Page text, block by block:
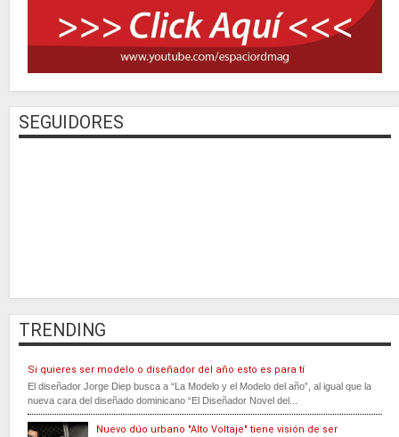
SEGUIDORES
TRENDING
Si quieres ser modelo o diseñador del año esto es para tí
El diseñador Jorge Diep busca a “La Modelo y el Modelo del año”, al igual que la
nueva cara del diseñado dominicano “El Diseñador Novel del...
Nuevo dúo urbano "Alto Voltaje" tiene visión de ser